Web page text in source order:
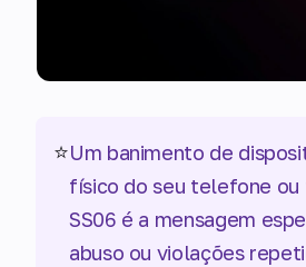
⭐Um banimento de
físico do seu telefone
SS06 é a mensagem
abuso ou violações